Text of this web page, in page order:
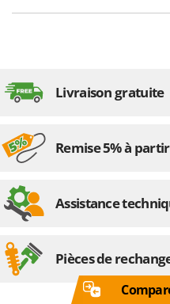
Livraison gratuite
Remise 5% à
Assistance
Pièces de